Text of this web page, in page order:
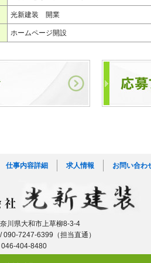
光新建装 開業
ホームページ開設
仕事内容詳細 求人情報 お問い合わ
川県大和市上草柳8-3-4
7247-6399（担当直通）
046-404-8480